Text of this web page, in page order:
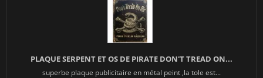
PLAQUE SERPENT ET OS DE PIRATE DON'T TREAD ON...
superbe plaque publicitaire en métal peint ,la tole est...